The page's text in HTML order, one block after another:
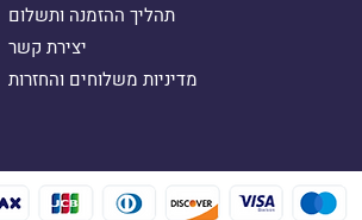
תהליך ההזמנה ותשלום
יצירת קשר
מדיניות משלוחים והחזרות